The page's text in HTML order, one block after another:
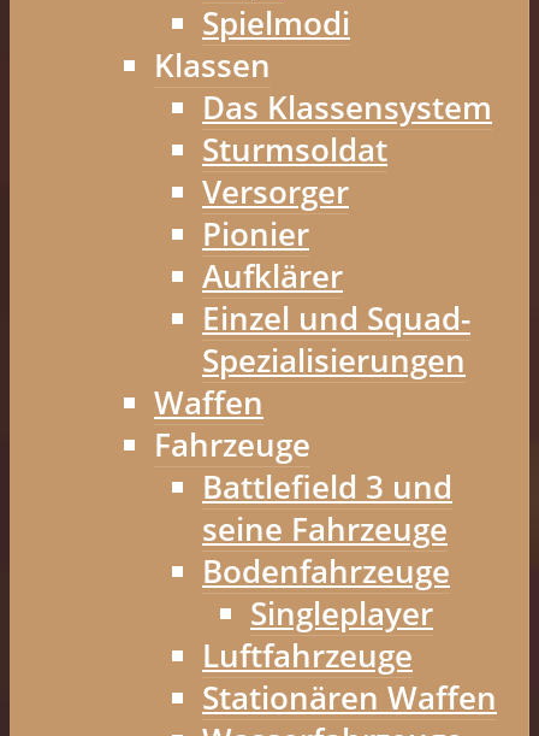
Spielmodi
Klassen
Das Klassensystem
Sturmsoldat
Versorger
Pionier
Aufklärer
Einzel und Squad-
Spezialisierungen
Waffen
Fahrzeuge
Battlefield 3 und
seine Fahrzeuge
Bodenfahrzeuge
Singleplayer
Luftfahrzeuge
Stationären Waffen